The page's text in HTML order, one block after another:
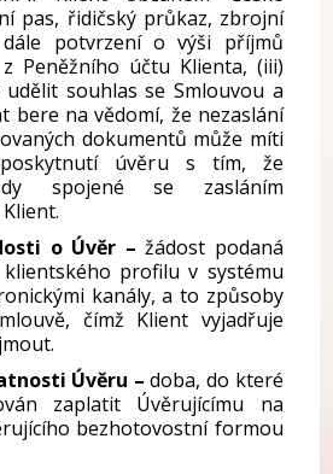
pas, řidičský průkaz, zbrojní
potvrzení o výši příjmů
Peněžního účtu Klienta, (iii)
souhlas se Smlouvou a
bere na vědomí, že nezaslání
dokumentů může míti
úvěru s tím, že
spojené se zasláním
o Úvěr –žádost podaná
profilu v systému
kanály, a to způsoby
čímž Klient vyjadřuje
Úvěru –doba, do které
zaplatit Úvěrujícímu na
bezhotovostní formou